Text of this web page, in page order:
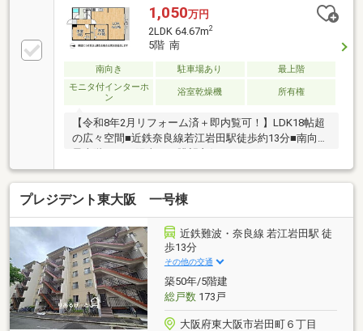
1,050万円
2LDK 64.67m2
5階 南
南向き 駐車場あり
最上階
モニタ付インターホ
ン
浴室乾燥機 所有権
【令和8年2月リフォーム済＋即内覧可！】LDK18帖超
の広々空間■近鉄奈良線若江岩田駅徒歩約13分■南向き
プレジデント東大阪 一号棟
近鉄難波・奈良線 若江岩田駅 徒
歩13分
その他の交通
築50年/5階建
総戸数173戸
大阪府東大阪市岩田町６丁目